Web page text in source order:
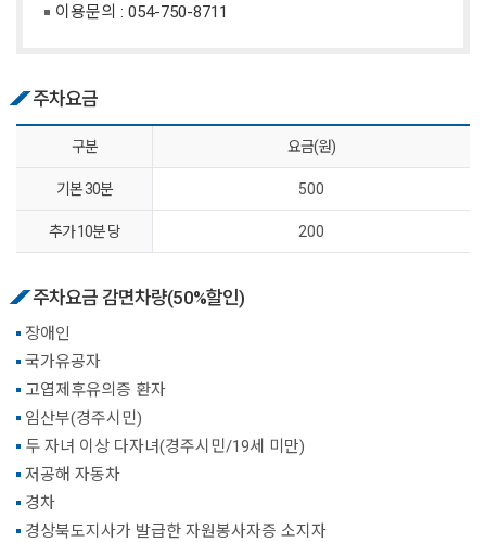
이용문의 : 054-750-8711
주차요금
구분 요금(원)
기본 30분 500
추가 10분 당 200
주차요금 감면차량(50%할인)
장애인
국가유공자
고엽제후유의증 환자
임산부(경주시민)
두 자녀 이상 다자녀(경주시민/19세 미만)
저공해 자동차
경차
경상북도지사가 발급한 자원봉사자증 소지자